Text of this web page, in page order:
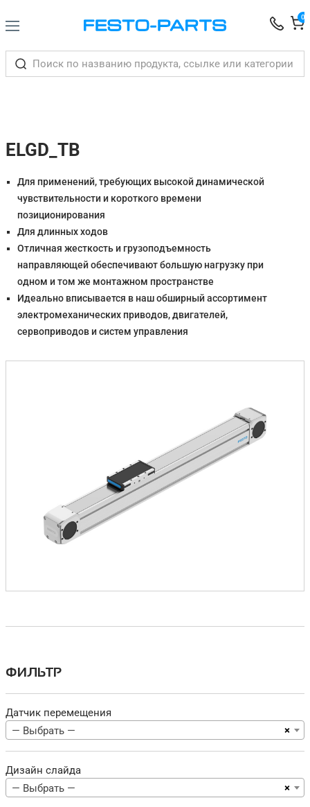
0
ELGD_TB
Для применений, требующих высокой динамической
чувствительности и короткого времени
позиционирования
Для длинных ходов
Отличная жесткость и грузоподъемность
направляющей обеспечивают большую нагрузку при
одном и том же монтажном пространстве
Идеально вписывается в наш обширный ассортимент
электромеханических приводов, двигателей,
сервоприводов и систем управления
ФИЛЬТР
Датчик перемещения
×
— Выбрать —
Дизайн слайда
×
— Выбрать —